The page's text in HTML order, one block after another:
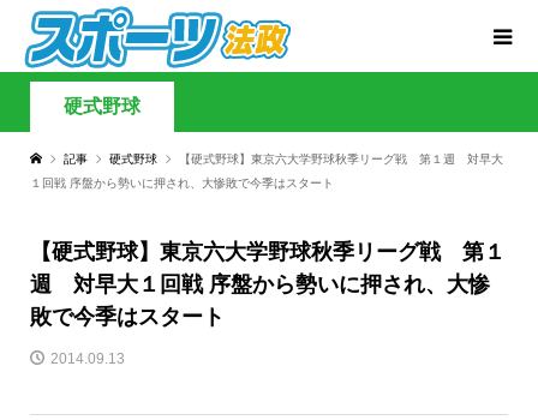
硬式野球
記事 硬式野球
【硬式野球】東京六大学野球秋季リーグ戦 第１週 対早大
１回戦 序盤から勢いに押され、大惨敗で今季はスタート
【硬式野球】東京六大学野球秋季リーグ戦 第１
週 対早大１回戦 序盤から勢いに押され、大惨
敗で今季はスタート
2014.09.13